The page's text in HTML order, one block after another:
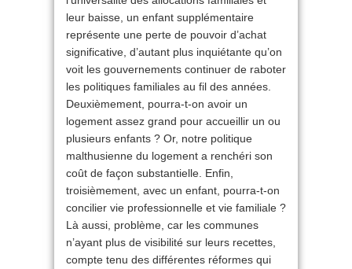
leur baisse, un enfant supplémentaire
représente une perte de pouvoir d’achat
significative, d’autant plus inquiétante qu’on
voit les gouvernements continuer de raboter
les politiques familiales au fil des années.
Deuxièmement, pourra-t-on avoir un
logement assez grand pour accueillir un ou
plusieurs enfants ? Or, notre politique
malthusienne du logement a renchéri son
coût de façon substantielle. Enfin,
troisièmement, avec un enfant, pourra-t-on
concilier vie professionnelle et vie familiale ?
Là aussi, problème, car les communes
n’ayant plus de visibilité sur leurs recettes,
compte tenu des différentes réformes qui